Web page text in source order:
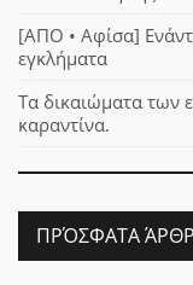
[ΑΠΟ • Αφίσα]
εγκλήματα
Τα δικαιώματα των
καραντίνα.
ΠΡΌΣΦΑΤΑ